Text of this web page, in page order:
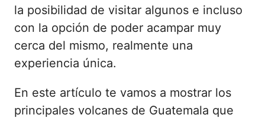
la posibilidad de visitar algunos e incluso
con la opción de poder acampar muy
cerca del mismo, realmente una
experiencia única.
En este artículo te vamos a mostrar los
principales volcanes de Guatemala que